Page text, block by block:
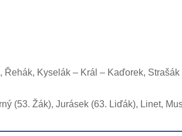
Řehák, Kyselák – Král – Kaďorek,
(53. Žák), Jurásek (63. Liďák), Linet,